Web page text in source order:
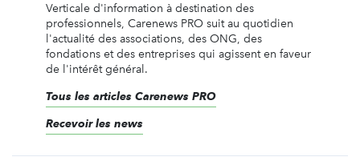
Verticale d'information à destination des
professionnels, Carenews PRO suit au quotidien
l'actualité des associations, des ONG, des
fondations et des entreprises qui agissent en faveur
de l'intérêt général.
Tous les articles Carenews PRO
Recevoir les news